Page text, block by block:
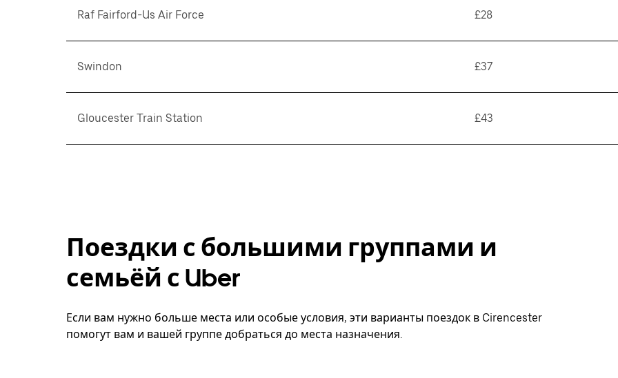
Raf Fairford-Us Air Force £28
Swindon £37
Gloucester Train Station £43
Поездки с большими группами и
семьёй с Uber
Если вам нужно больше места или особые условия, эти варианты поездок в Cirencester
помогут вам и вашей группе добраться до места назначения.